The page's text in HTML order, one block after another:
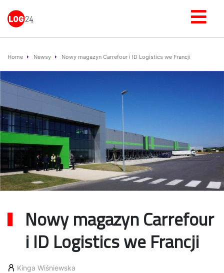
Home Newsy Nowy magazyn Carrefour i ID Logistics we Francji
Nowy magazyn Carrefour
i ID Logistics we Francji
Kinga Wiśniewska